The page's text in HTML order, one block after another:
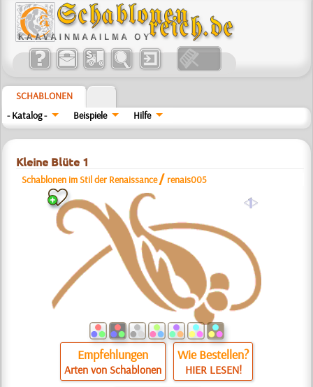
SCHABLONEN
- Katalog -
Beispiele Hilfe
Kleine Blüte 1
Schablonen im Stil der Renaissance / renais005
a
Empfehlungen
Arten von Schablonen
Wie Bestellen?
HIER LESEN!